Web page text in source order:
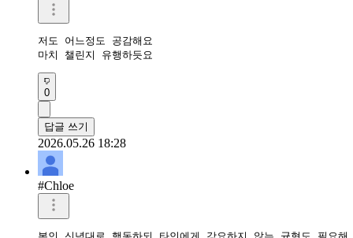
저도 어느정도 공감해요
마치 챌린지 유행하듯요
0
답글 쓰기
2026.05.26 18:28
#Chloe